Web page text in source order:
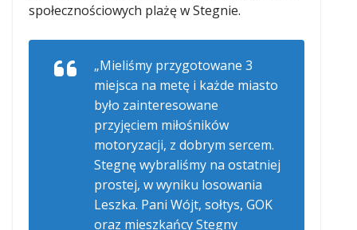
społecznościowych plażę w Stegnie.
„Mieliśmy przygotowane 3
miejsca na metę i każde miasto
było zainteresowane
przyjęciem miłośników
motoryzacji, z dobrym sercem.
Stegnę wybraliśmy na ostatniej
prostej, w wyniku losowania
Leszka. Pani Wójt, sołtys, GOK
oraz mieszkańcy Stegny